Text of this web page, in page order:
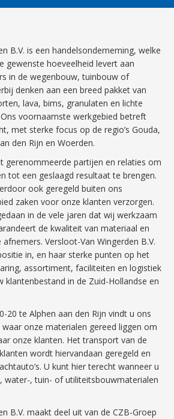
B.V. is een handelsonderneming, welke
gewenste hoeveelheid levert aan
in de wegenbouw, tuinbouw of
denken aan een breed pakket van
lava, bims, granulaten en lichte
voornaamste werkgebied betreft
met sterke focus op de regio’s Gouda,
den Rijn en Woerden.
gerenommeerde partijen en relaties om
tot een geslaagd resultaat te brengen.
ook geregeld buiten ons
zaken voor onze klanten verzorgen.
in de vele jaren dat wij werkzaam
de kwaliteit van materiaal en
Versloot-Van Wingerden B.V.
in, en haar sterke punten op het
assortiment, faciliteiten en logistiek
klantenbestand in de Zuid-Hollandse en
20 te Alphen aan den Rijn vindt u ons
onze materialen gereed liggen om
onze klanten. Het transport van de
wordt hiervandaan geregeld en
U kunt hier terecht wanneer u
water-, tuin- of utiliteitsbouwmaterialen
B.V. maakt deel uit van de CZB-Groep